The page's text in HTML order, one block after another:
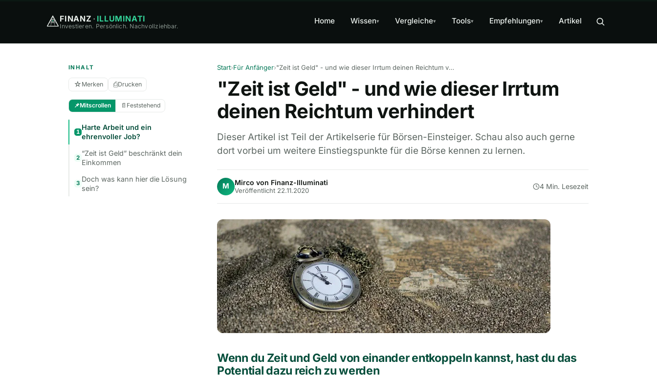
FINANZ · ILLUMINATI
Investieren. Persönlich. Nachvollziehbar.
Home Wissen▾ Vergleiche▾ Tools▾ Empfehlungen▾ Artikel
INHALT
☆ Merken ⎙Drucken
📌Mitscrollen 📄 Feststehend
1
Harte Arbeit und ein
ehrenvoller Job?
2
“Zeit ist Geld” beschränkt dein
Einkommen
3
Doch was kann hier die Lösung
sein?
Start›Für Anfänger› "Zeit ist Geld" - und wie dieser Irrtum deinen Reichtum verhindert
"Zeit ist Geld" - und wie dieser Irrtum
deinen Reichtum verhindert
Dieser Artikel ist Teil der Artikelserie für Börsen-Einsteiger. Schau also auch gerne
dort vorbei um weitere Einstiegspunkte für die Börse kennen zu lernen.
M Mirco von Finanz-Illuminati
Veröffentlicht 22.11.2020
4 Min. Lesezeit
Wenn du Zeit und Geld von einander entkoppeln kannst, hast du das
Potential dazu reich zu werden